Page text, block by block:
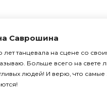
Саврошина
лет танцевала на сцене со
Больше всего на свете
людей! И верю, что